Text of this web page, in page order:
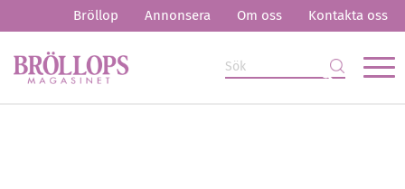
Bröllop Annonsera Om oss Kontakta oss